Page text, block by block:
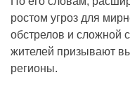
ростом угроз для
обстрелов и сложной
жителей призывают
регионы.